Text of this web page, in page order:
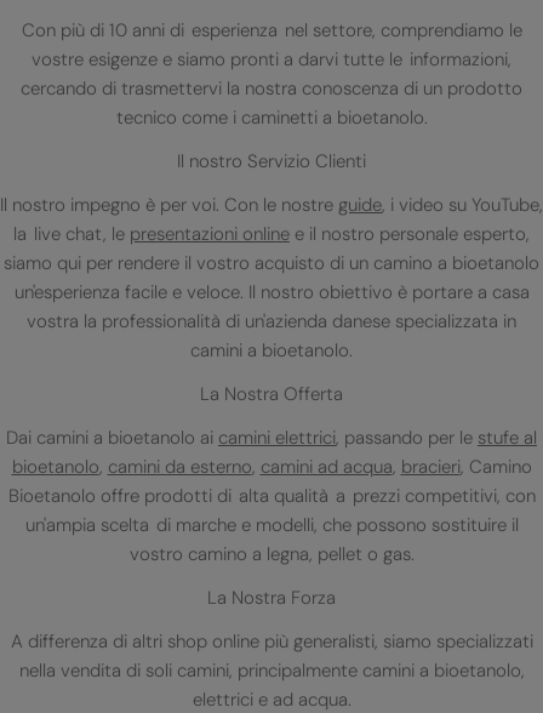
Con più di 10 anni di esperienza nel settore, comprendiamo le
vostre esigenze e siamo pronti a darvi tutte le informazioni,
cercando di trasmettervi la nostra conoscenza di un prodotto
tecnico come i caminetti a bioetanolo.
Il nostro Servizio Clienti
Il nostro impegno è per voi. Con le nostre guide, i video su YouTube,
la live chat, le presentazioni online e il nostro personale esperto,
siamo qui per rendere il vostro acquisto di un camino a bioetanolo
un'esperienza facile e veloce. Il nostro obiettivo è portare a casa
vostra la professionalità di un'azienda danese specializzata in
camini a bioetanolo.
La Nostra Offerta
Dai camini a bioetanolo ai camini elettrici, passando per le stufe al
bioetanolo, camini da esterno, camini ad acqua, bracieri, Camino
Bioetanolo offre prodotti di alta qualità a prezzi competitivi, con
un'ampia scelta di marche e modelli, che possono sostituire il
vostro camino a legna, pellet o gas.
La Nostra Forza
A differenza di altri shop online più generalisti, siamo specializzati
nella vendita di soli camini, principalmente camini a bioetanolo,
elettrici e ad acqua.